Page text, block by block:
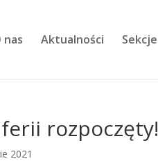
nas Aktualności Sekcje
rozpoczęty!
2021